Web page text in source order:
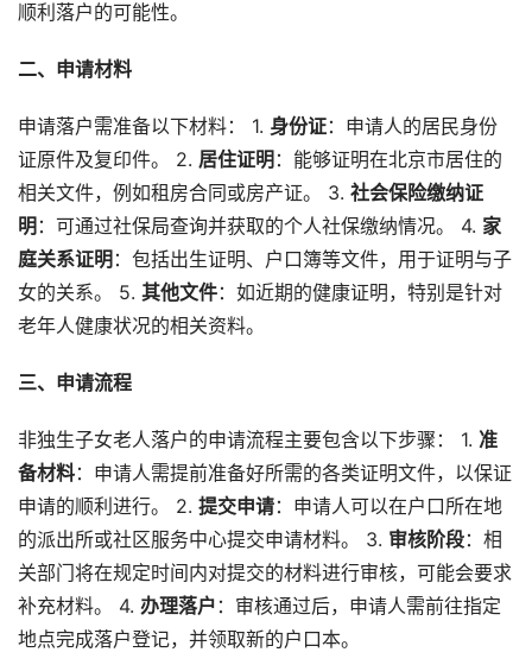
顺利落户的可能性。
二、申请材料
申请落户需准备以下材料： 1. 身份证：申请人的居民身份
证原件及复印件。 2. 居住证明 ：能够证明在北京市居住的
相关文件，例如租房合同或房产证。 3. 社会保险缴纳证
明 ：可通过社保局查询并获取的个人社保缴纳情况。 4. 家
庭关系证明 ：包括出生证明、户口簿等文件，用于证明与子
女的关系。 5. 其他文件：如近期的健康证明，特别是针对
老年人健康状况的相关资料。
三、申请流程
非独生子女老人落户的申请流程主要包含以下步骤： 1. 准
备材料：申请人需提前准备好所需的各类证明文件，以保证
申请的顺利进行。 2. 提交申请：申请人可以在户口所在地
的派出所或社区服务中心提交申请材料。 3. 审核阶段：相
关部门将在规定时间内对提交的材料进行审核，可能会要求
补充材料。 4. 办理落户 ：审核通过后，申请人需前往指定
地点完成落户登记，并领取新的户口本。